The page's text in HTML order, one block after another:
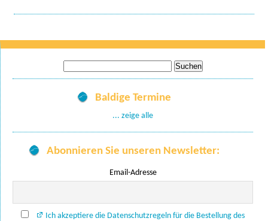
nach:
Baldige Termine
... zeige alle
Abonnieren Sie unseren Newsletter:
Email-Adresse
Ich akzeptiere die Datenschutzregeln für die Bestellung des